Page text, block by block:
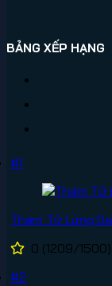
BẢNG XẾP HẠNG
#1
Thám Tử Lừng
0 (1209/1500)
#2